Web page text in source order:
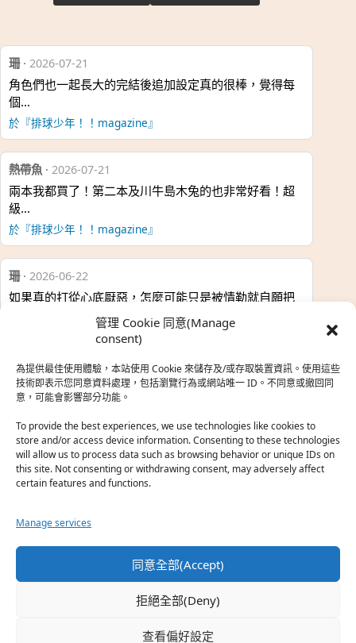
管理 Cookie 同意(Manage
consent)
為提供最佳使用體驗，本站使用 Cookie 來儲存及/或存取裝置資訊。使用這些
技術即表示您同意資料處理，包括瀏覽行為或網站唯一 ID。不同意或撤回同
意，可能會影響部分功能。
To provide the best experiences, we use technologies like cookies to
store and/or access device information. Consenting to these technologies
will allow us to process data such as browsing behavior or unique IDs on
this site. Not consenting or withdrawing consent, may adversely affect
certain features and functions.
Manage services
同意全部(Accept)
拒絕全部(Deny)
查看偏好設定
珊· 2026-07-21
角色們也一起長大的完結後追加設定真的很棒，覺得每
個…
於『排球少年！！magazine』
熱帶魚 · 2026-07-21
兩本我都買了！第二本及川牛島木兔的也非常好看！超
級…
於『排球少年！！magazine』
珊· 2026-06-22
如果真的打從心底厭惡，怎麼可能只是被情勒就自願把
熱帶魚·2026-06-22
之前看到網路上有人說灰二自私情勒大家陪他圓夢，但
真…
於『強風吹拂』
珊· 2026-06-18
第…
於『白領羽球部』